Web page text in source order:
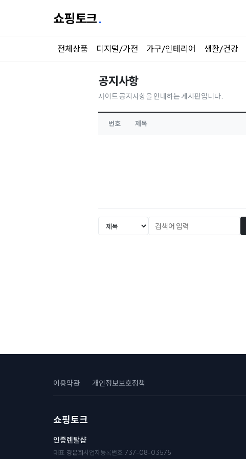
쇼핑토크.
전체상품 디지털/가전 가구/인테리어 생활/건강
공지사항
사이트 공지사항을 안내하는 게시판입니다.
번호 제목
이용약관 개인정보보호정책
쇼핑토크
인증렌탈샵
대표 경은희 사업자등록번호 737-08-03575